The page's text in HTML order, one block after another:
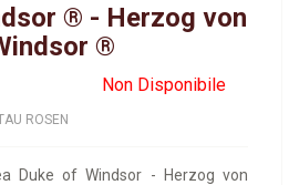
® - Herzog von
®
Non Disponibile
ROSEN
Duke of Windsor - Herzog von